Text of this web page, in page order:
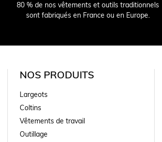
80 % de nos vêtements et outils traditionnels
sont fabriqués en France ou en Europe.
NOS PRODUITS
Largeots
Coltins
Vêtements de travail
Outillage